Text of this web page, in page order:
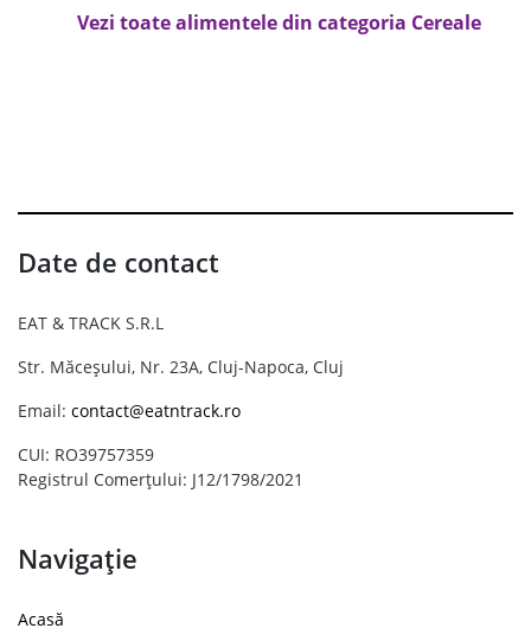
Vezi toate alimentele din categoria Cereale
Date de contact
EAT & TRACK S.R.L
Str. Măceșului, Nr. 23A, Cluj-Napoca, Cluj
Email: contact@eatntrack.ro
CUI: RO39757359
Registrul Comerțului: J12/1798/2021
Navigație
Acasă